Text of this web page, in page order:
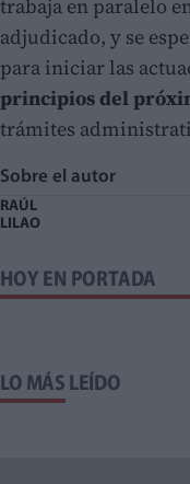
trabaja en paralelo
adjudicado, y se
para iniciar las
principios del
trámites
Sobre el autor
RAÚL
LILAO
HOY EN PORTADA
LO MÁS LEÍDO